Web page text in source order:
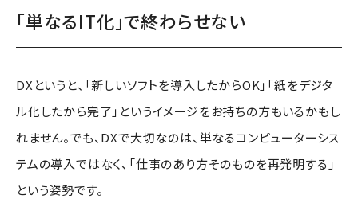
「単なるIT化」で終わらせない
DXというと、「新しいソフトを導入したからOK」「紙をデジタ
ル化したから完了」というイメージをお持ちの方もいるかもし
れません。でも、DXで大切なのは、単なるコンピューターシス
テムの導入ではなく、「仕事のあり方そのものを再発明する」
という姿勢です。